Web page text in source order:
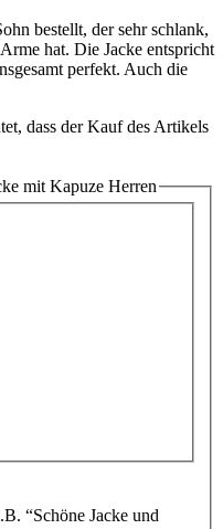
bestellt, der sehr schlank,
hat. Die Jacke entspricht
perfekt. Auch die
dass der Kauf des Artikels
mit Kapuze Herren
“Schöne Jacke und